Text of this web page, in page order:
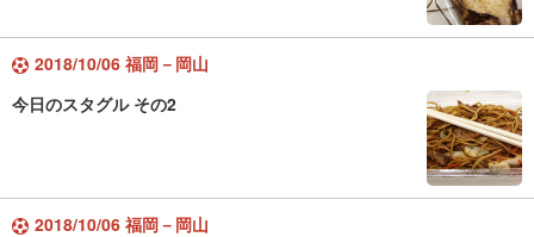
2018/10/06 福岡－岡山
今日のスタグル その2
2018/10/06 福岡－岡山